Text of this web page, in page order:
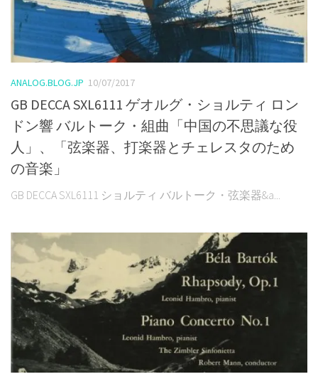
ANALOG.BLOG.JP 10/07/2017
GB DECCA SXL6111 ゲオルグ・ショルティ ロン
ドン響 バルトーク・組曲「中国の不思議な役
人」、「弦楽器、打楽器とチェレスタのため
の音楽」
GB DECCA SXL6111 ショルティ バルトーク・弦楽器&a...